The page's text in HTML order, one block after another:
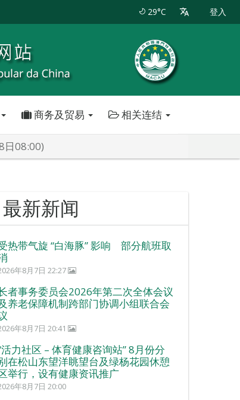
29°C 登入
商务及贸易 相关连结
日08:00)
最新新闻
热带气旋 “白海豚” 影响 部分航班取
年8月7日 22:27
者事务委员会2026年第二次全体会议
养老保障机制跨部门协调小组联合会
年8月7日 20:41
活力社区 – 体育健康咨询站” 8月份分
在松山东望洋眺望台及绿杨花园休憩
举行，设有健康资讯推广
年8月7日 20:00